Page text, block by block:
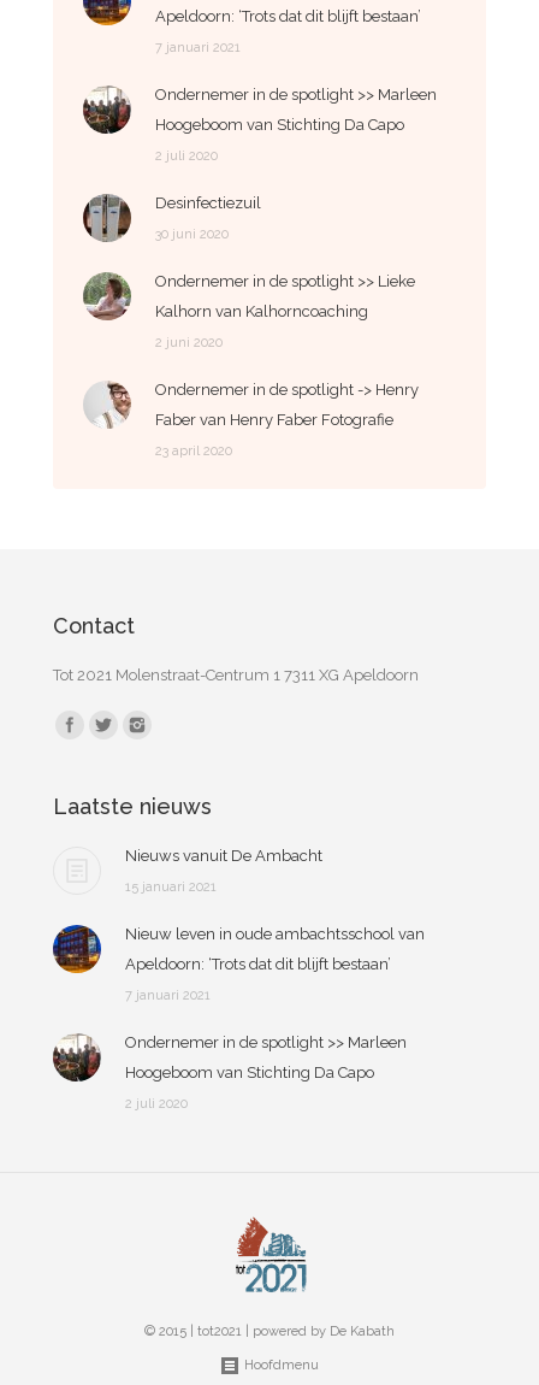
Apeldoorn: ‘Trots dat dit blijft bestaan’
7 januari 2021
Ondernemer in de spotlight >> Marleen
Hoogeboom van Stichting Da Capo
2 juli 2020
Desinfectiezuil
30 juni 2020
Ondernemer in de spotlight >> Lieke
Kalhorn van Kalhorncoaching
2 juni 2020
Ondernemer in de spotlight -> Henry
Faber van Henry Faber Fotografie
23 april 2020
Contact
Tot 2021 Molenstraat-Centrum 1 7311 XG Apeldoorn
Vind ons op:
Laatste nieuws
Nieuws vanuit De Ambacht
15 januari 2021
Nieuw leven in oude ambachtsschool van
Apeldoorn: ‘Trots dat dit blijft bestaan’
7 januari 2021
Ondernemer in de spotlight >> Marleen
Hoogeboom van Stichting Da Capo
2 juli 2020
© 2015 | tot2021 | powered by De Kabath
Hoofdmenu